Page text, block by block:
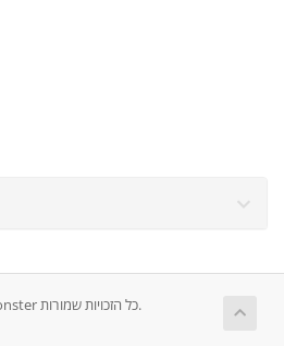
זכויות יוצרים © 2026 SyrianMonster כל הזכויות שמורות.